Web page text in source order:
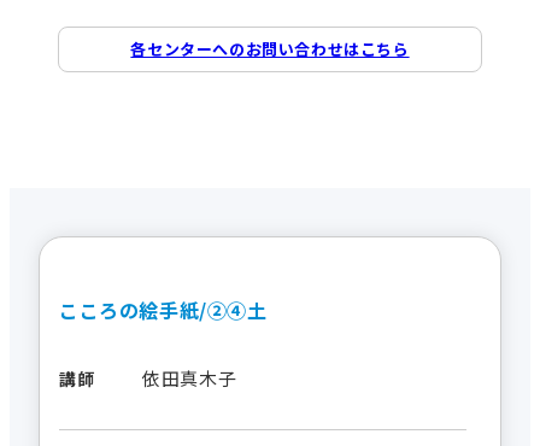
各センターへのお問い合わせはこちら
こころの絵手紙/②④土
講師 依田真木子